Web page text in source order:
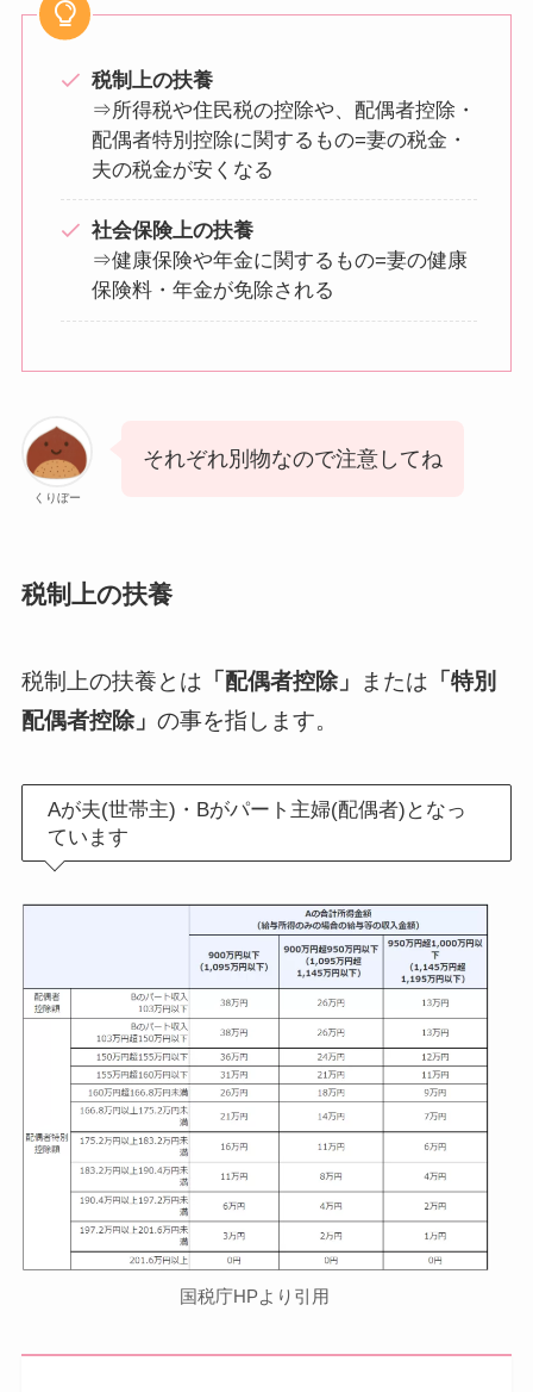
税制上の扶養
⇒所得税や住民税の控除や、配偶者控除・
配偶者特別控除に関するもの=妻の税金・
夫の税金が安くなる
社会保険上の扶養
⇒健康保険や年金に関するもの=妻の健康
保険料・年金が免除される
くりぼー
それぞれ別物なので注意してね
税制上の扶養
税制上の扶養とは 「配偶者控除」 または 「特別
配偶者控除」 の事を指します。
Aが夫(世帯主)・Bがパート主婦(配偶者)となっ
ています
国税庁HPより引用